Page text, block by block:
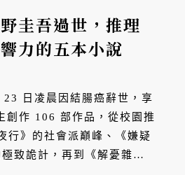
圭吾過世，推理
力的五本小說
日凌晨因結腸癌辭世，享
創作 106 部作品，從校園推
行》的社會派巔峰、《嫌疑
致詭計，再到《解憂雜貨